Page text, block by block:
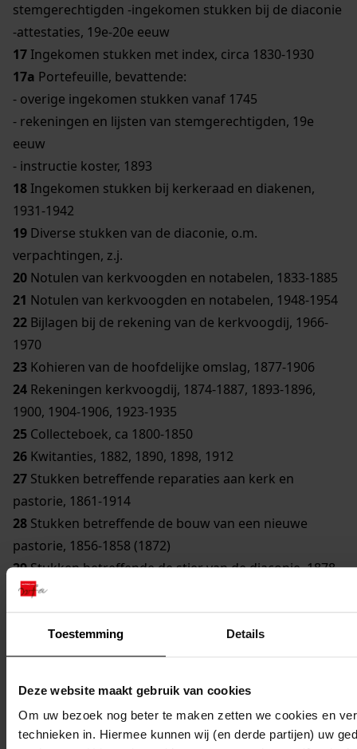
Toestemming Details
Deze website maakt gebruik van cookies
Om uw bezoek nog beter te maken zetten we cookies en
technieken in. Hiermee kunnen wij (en derde partijen) uw
stemgerechtigden -ingekomen stukken bij de diaconie
-attestaties, 19e-20e eeuw
17 Ingekomen stukken met index, circa 1830-1930
17a Portefeuille, bevattende:
- overige ingekomen stukken vanaf 1745
- rekeningen en lijsten van stemgerechtigden, 19e
eeuw
- instructie koster, 1893
18 Ingekomen stukken bij kerkeraad en diakenen,
1931-1942
19 Diverse stukken van de diaconie, o.m.
verpachtingen, z.j.
20 Notulen van kerkvoogden en notabelen, 1833-1885
21 Notulen van kerkvoogden en notabelen, 1948-1954
22 Bijlagen bij de rekening van de kerkvoogdij, 1966-
1970
23 Kohieren van de hoofdelijke omslag, 1877-1906
24 Rekeningen kerkvoogdij, 1874-1887, 1893-1896,
1900, 1904-1906, 1923-1935
25 Collecteboek, ca 1800-1850
26 Kwitanties, 1882, 1890, 1898, 1912
27 Stukken betreffende reparaties aan kerk en
pastorie, 1861-1914
28 Stukken betreffende de bouw van een nieuwe
pastorie, 1856-1858 (1872)
29Stukken betreffende de stier van de diaconie, 1878-
1901
30Lijst van koeien en bezittingen van de diaconie,
1886-1898
31Testament ten gunste van de kerk, van Antje
32Verklaring van Cornelis Langeberg dat hij zijn